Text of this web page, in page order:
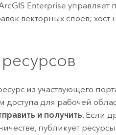
Enterprise управляет
векторных слоев;
из участвующего
доступа для рабочей
и получить. Если
публикует